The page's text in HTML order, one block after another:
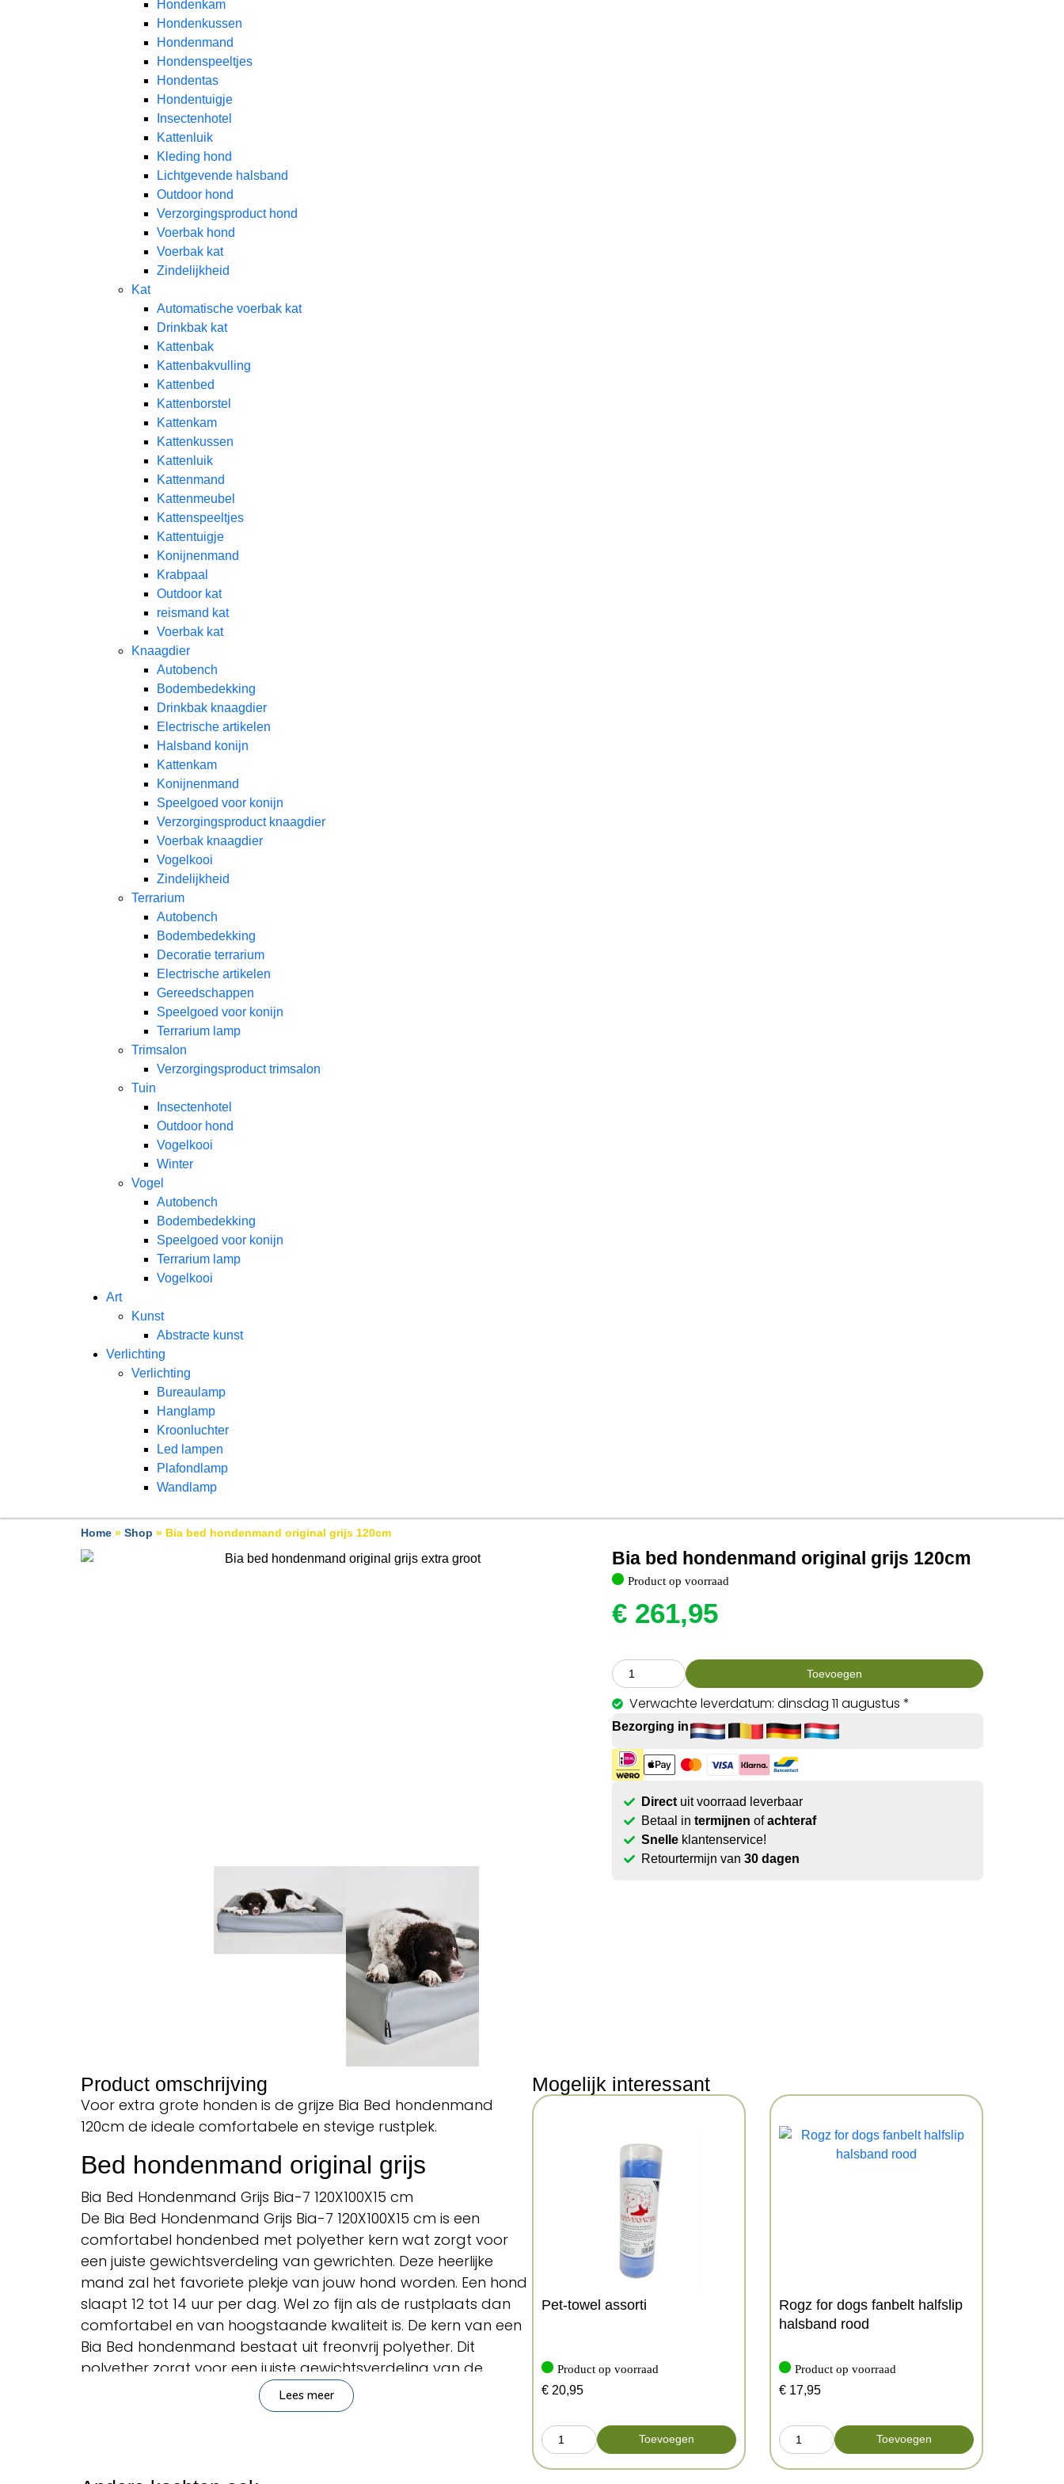
Hondenkam
Hondenkussen
Hondenmand
Hondenspeeltjes
Hondentas
Hondentuigje
Insectenhotel
Kattenluik
Kleding hond
Lichtgevende halsband
Outdoor hond
Verzorgingsproduct hond
Voerbak hond
Voerbak kat
Zindelijkheid
Kat
Automatische voerbak kat
Drinkbak kat
Kattenbak
Kattenbakvulling
Kattenbed
Kattenborstel
Kattenkam
Kattenkussen
Kattenluik
Kattenmand
Kattenmeubel
Kattenspeeltjes
Kattentuigje
Konijnenmand
Krabpaal​
Outdoor kat
reismand kat​
Voerbak kat
Knaagdier
Autobench
Bodembedekking
Drinkbak knaagdier
Electrische artikelen
Halsband konijn
Kattenkam
Konijnenmand
Speelgoed voor konijn​
Verzorgingsproduct knaagdier
Voerbak knaagdier
Vogelkooi
Zindelijkheid
Terrarium
Autobench
Bodembedekking
Decoratie terrarium
Electrische artikelen
Gereedschappen
Speelgoed voor konijn
Terrarium lamp
Trimsalon
Verzorgingsproduct trimsalon
Tuin
Insectenhotel
Outdoor hond
Vogelkooi
Winter
Vogel
Autobench
Bodembedekking
Speelgoed voor konijn
Terrarium lamp
Vogelkooi
Art
Kunst
Abstracte kunst
Verlichting
Verlichting
Bureaulamp
Hanglamp
Kroonluchter
Led lampen
Plafondlamp
Wandlamp
Home » Shop » Bia bed hondenmand original grijs 120cm
Bia bed hondenmand original grijs 120cm
Product op voorraad
€261,95
Toevoegen
Verwachte leverdatum: dinsdag 11 augustus *
Bezorging in
Direct uit voorraad leverbaar
Betaal intermijnen ofachteraf
Snelle klantenservice!
Retourtermijn van30 dagen
Product omschrijving
Voor extra grote honden is de grijze Bia Bed hondenmand
120cm de ideale comfortabele en stevige rustplek.
Bed hondenmand original grijs
Bia Bed Hondenmand Grijs Bia-7 120X100X15 cm
De Bia Bed Hondenmand Grijs Bia-7 120X100X15 cm is een
comfortabel hondenbed met polyether kern wat zorgt voor
een juiste gewichtsverdeling van gewrichten. Deze heerlijke
mand zal het favoriete plekje van jouw hond worden. Een hond
slaapt 12 tot 14 uur per dag. Wel zo fijn als de rustplaats dan
comfortabel en van hoogstaande kwaliteit is. De kern van een
Bia Bed hondenmand bestaat uit freonvrij polyether. Dit
polyether zorgt voor een juiste gewichtsverdeling van de
gewrichten. Zo helpt het blessures als doorligplekken te
voorkomen. Ook isoleert polyether optrekkende kou. De
Lees meer
Mogelijk interessant
Pet-towel assorti
Product op voorraad
€ 20,95
Toevoegen
Rogz for dogs fanbelt halfslip
halsband rood
Product op voorraad
€ 17,95
Toevoegen